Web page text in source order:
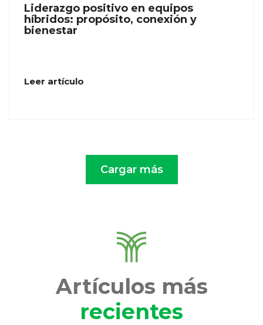
Liderazgo positivo en equipos
híbridos: propósito, conexión y
bienestar
Leer artículo
Cargar más
Artículos más
recientes